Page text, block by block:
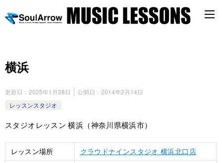
横浜
更新日： 2025年1月28日 公開日： 2014年2月14日
レッスンスタジオ
スタジオレッスン 横浜（神奈川県横浜市）
レッスン場所
クラウドナインスタジオ 横浜北口店